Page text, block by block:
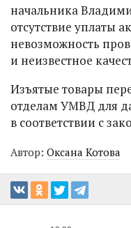
начальника
отсутствие уплаты
невозможность
и неизвестное
Изъятые товары
отделам УМВД для
в соответствии с
Автор: Оксана Котова